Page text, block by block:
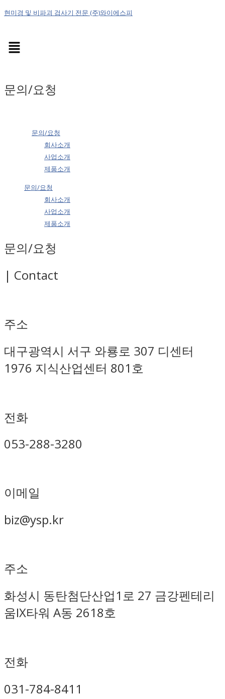
현미경 및 비파괴 검사기 전문 (주)와이에스피
Menu
문의/요청
문의/요청
회사소개
사업소개
제품소개
문의/요청
회사소개
사업소개
제품소개
문의/요청
| Contact
주소
대구광역시 서구 와룡로 307 디센터
1976 지식산업센터 801호
전화
053-288-3280
이메일
biz@ysp.kr
주소
화성시 동탄첨단산업1로 27 금강펜테리
움IX타워 A동 2618호
전화
031-784-8411